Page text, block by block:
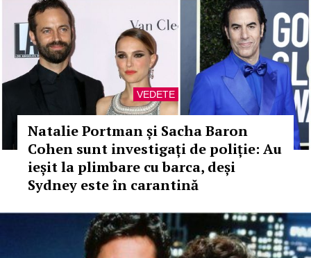
VEDETE
Natalie Portman și Sacha Baron
Cohen sunt investigați de poliție: Au
ieșit la plimbare cu barca, deși
Sydney este în carantină